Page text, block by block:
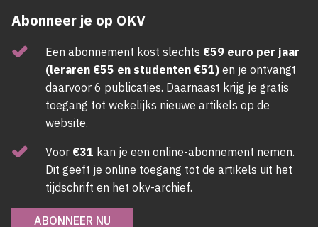
Abonneer je op OKV
Een abonnement kost slechts €59 euro per jaar
(leraren €55 en studenten €51) en je ontvangt
daarvoor 6 publicaties. Daarnaast krijg je gratis
toegang tot wekelijks nieuwe artikels op de
website.
Voor €31 kan je een online-abonnement nemen.
Dit geeft je online toegang tot de artikels uit het
tijdschrift en het okv-archief.
ABONNEER NU